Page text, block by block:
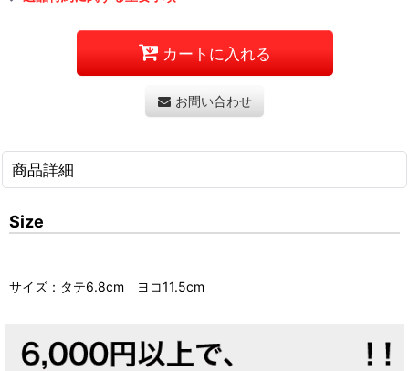
カートに入れる
お問い合わせ
商品詳細
Size
サイズ：タテ6.8cm ヨコ11.5cm